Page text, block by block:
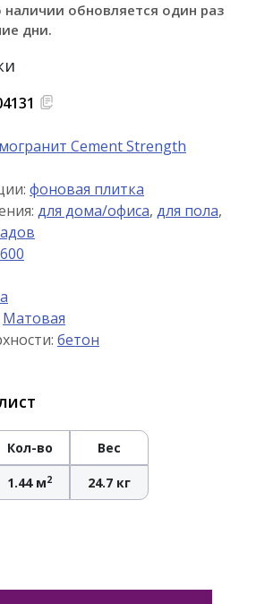
обновляется один раз
дни.
Cement Strength
фоновая плитка
для дома/офиса, для пола,
Матовая
бетон
Кол-во Вес
1.44 м2 24.7 кг